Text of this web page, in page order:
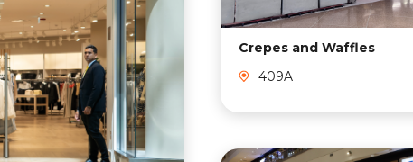
Crepes and Waffles
409A